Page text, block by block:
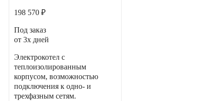
198 570 ₽
Под заказ
от 3х дней
Электрокотел с
теплоизолированным
корпусом, возможностью
подключения к одно- и
трехфазным сетям.